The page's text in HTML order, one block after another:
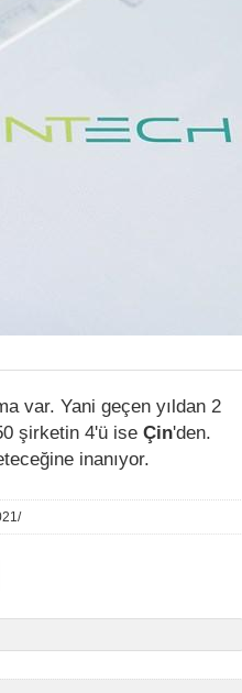
var. Yani geçen yıldan 2
şirketin 4'ü ise Çin'den.
inanıyor.